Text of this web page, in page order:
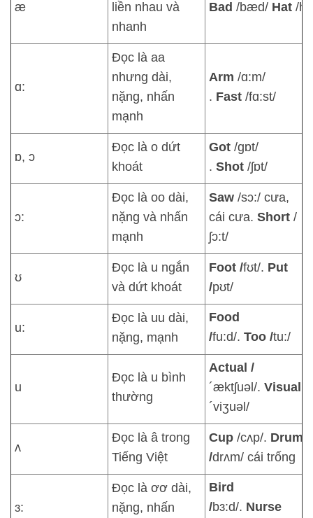
æ
liền nhau và
nhanh
Bad /bæd/ Hat /
ɑ:
Đọc là aa
nhưng dài,
nặng, nhấn
mạnh
Arm /ɑ:m/
. Fast /fɑ:st/
ɒ, ɔ
Đọc là o dứt
khoát
Got /ɡɒt/
. Shot /ʃɒt/
ɔ:
Đọc là oo dài,
nặng và nhấn
mạnh
Saw /sɔ:/ cưa,
cái cưa. Short /
ʃɔ:t/
ʊ
Đọc là u ngắn
và dứt khoát
Foot /fʊt/. Put
/pʊt/
u:
Đọc là uu dài,
nặng, mạnh
Food
/fu:d/. Too /tu:/
u
Đọc là u bình
thường
Actual /
´æktʃuəl/. Visual
´viʒuəl/
ʌ
Đọc là â trong
Tiếng Việt
Cup /cʌp/. Drum
/drʌm/ cái trống
ɜ:
Đọc là ơơ dài,
nặng, nhấn
Bird
/bɜ:d/. Nurse